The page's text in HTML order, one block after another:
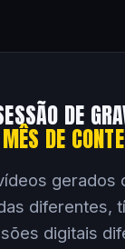
DE
DE
gerados
diferentes,
digitais